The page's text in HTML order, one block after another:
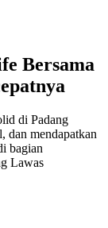
Bersama
di Padang
dan mendapatkan
bagian
Lawas